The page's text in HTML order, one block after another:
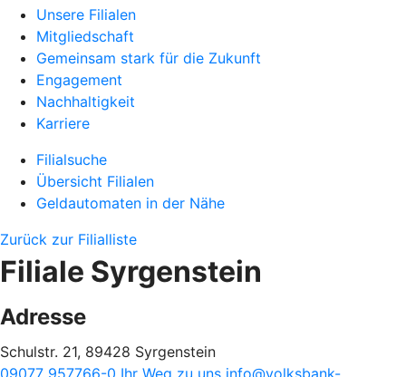
Unsere Filialen
Mitgliedschaft
Gemeinsam stark für die Zukunft
Engagement
Nachhaltigkeit
Karriere
Filialsuche
Übersicht Filialen
Geldautomaten in der Nähe
Zurück zur Filialliste
Filiale Syrgenstein
Adresse
Schulstr. 21, 89428 Syrgenstein
09077 957766-0 Ihr Weg zu uns info@volksbank-